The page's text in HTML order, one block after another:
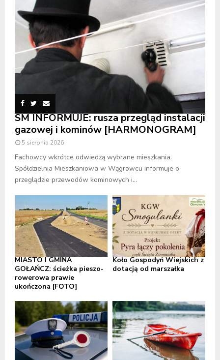
SM INFORMUJE: rusza przegląd instalacji
gazowej i kominów [HARMONOGRAM]
5 sierpnia 2026
Fachowcy wkrótce odwiedzą wybrane mieszkania.
Spółdzielnia Mieszkaniowa w Wągrowcu informuje o
przeglądzie przewodów kominowych i...
MIASTO I GMINA
GOŁAŃCZ: ścieżka pieszo-
rowerowa prawie
ukończona [FOTO]
Koło Gospodyń Wiejskich z
dotacją od marszałka